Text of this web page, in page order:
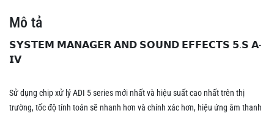
Mô tả
𝗦𝗬𝗦𝗧𝗘𝗠 𝗠𝗔𝗡𝗔𝗚𝗘𝗥 𝗔𝗡𝗗 𝗦𝗢𝗨𝗡𝗗 𝗘𝗙𝗙𝗘𝗖𝗧𝗦 𝟱.𝗦 𝗔-
𝗜𝗩
Sử dụng chip xử lý ADI 5 series mới nhất và hiệu suất cao nhất trên thị
trường, tốc độ tính toán sẽ nhanh hơn và chính xác hơn, hiệu ứng âm thanh